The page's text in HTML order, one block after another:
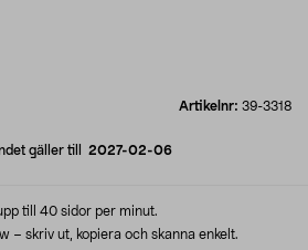
Artikelnr: 39-3318
gäller till 2027-02-06
till 40 sidor per minut.
– skriv ut, kopiera och skanna enkelt.